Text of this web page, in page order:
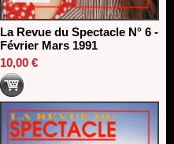
La Revue du Spectacle N° 6 -
Février Mars 1991
10,00 €